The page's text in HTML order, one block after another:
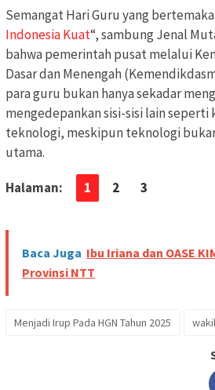
Semangat Hari Guru yang
Indonesia Kuat“, sambung Jenal
bahwa pemerintah pusat melalui
Dasar dan Menengah
para guru bukan hanya sekadar
mengedepankan sisi-sisi lain seperti
teknologi, meskipun teknologi
utama.
Halaman: 1 2 3
Baca Juga Ibu Iriana dan OASE
Provinsi NTT
Menjadi Irup Pada HGN Tahun 2025